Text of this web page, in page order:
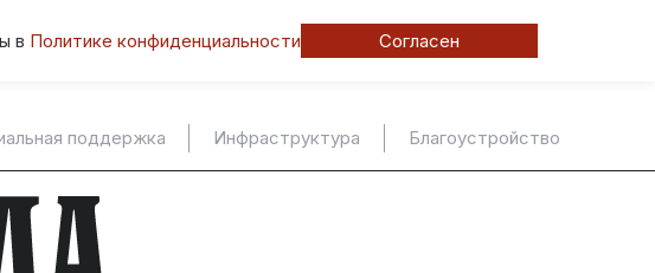
в Политике конфиденциальности Согласен
поддержка Инфраструктура Благоустройство